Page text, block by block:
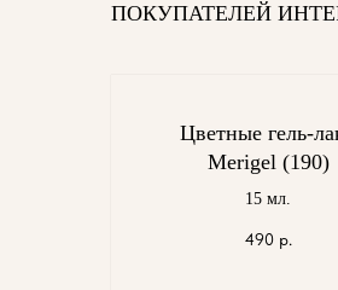
ПОКУПАТЕЛЕЙ
Цветные гель-
Merigel (190)
15 мл.
490 р.